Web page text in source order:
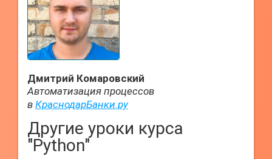
Дмитрий Комаровский
Автоматизация процессов
в КраснодарБанки.ру
Другие уроки курса
"Python"